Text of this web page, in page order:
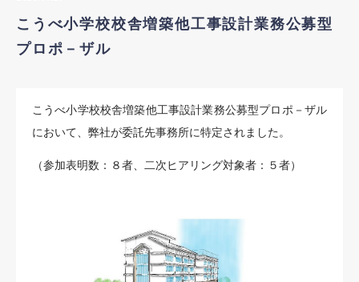
NEWS
こうべ小学校校舎増築他工事設計業務公募型
プロポ－ザル
こうべ小学校校舎増築他工事設計業務公募型プロポ－ザル
において、弊社が委託先事務所に特定されました。
（参加表明数：８者、二次ヒアリング対象者：５者）